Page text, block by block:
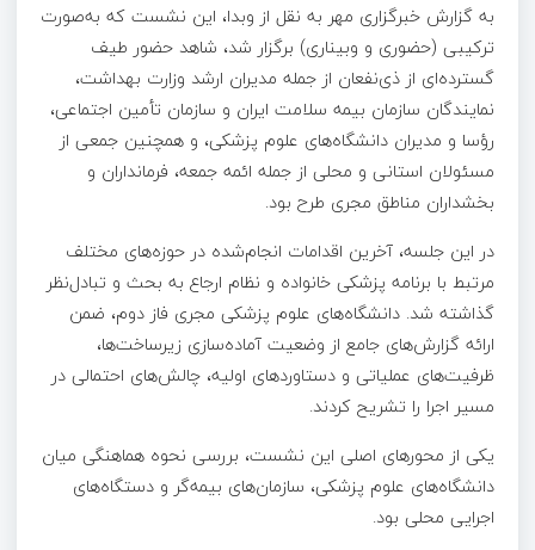
به گزارش خبرگزاری مهر به نقل از وبدا، این نشست که به‌صورت
ترکیبی (حضوری و وبیناری) برگزار شد، شاهد حضور طیف
گسترده‌ای از ذی‌نفعان از جمله مدیران ارشد وزارت بهداشت،
نمایندگان سازمان بیمه سلامت ایران و سازمان تأمین اجتماعی،
رؤسا و مدیران دانشگاه‌های علوم پزشکی، و همچنین جمعی از
مسئولان استانی و محلی از جمله ائمه جمعه، فرمانداران و
بخشداران مناطق مجری طرح بود.
در این جلسه، آخرین اقدامات انجام‌شده در حوزه‌های مختلف
مرتبط با برنامه پزشکی خانواده و نظام ارجاع به بحث و تبادل‌نظر
گذاشته شد. دانشگاه‌های علوم پزشکی مجری فاز دوم، ضمن
ارائه گزارش‌های جامع از وضعیت آماده‌سازی زیرساخت‌ها،
ظرفیت‌های عملیاتی و دستاوردهای اولیه، چالش‌های احتمالی در
مسیر اجرا را تشریح کردند.
یکی از محورهای اصلی این نشست، بررسی نحوه هماهنگی میان
دانشگاه‌های علوم پزشکی، سازمان‌های بیمه‌گر و دستگاه‌های
اجرایی محلی بود.